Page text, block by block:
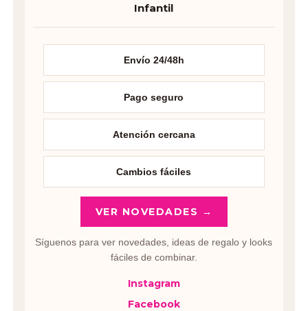
Infantil
Envío 24/48h
Pago seguro
Atención cercana
Cambios fáciles
VER NOVEDADES →
Síguenos para ver novedades, ideas de regalo y looks
fáciles de combinar.
Instagram
Facebook